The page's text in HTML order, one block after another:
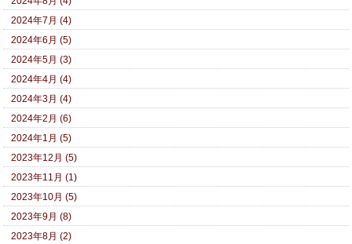
2024年7月 (4)
2024年6月 (5)
2024年5月 (3)
2024年4月 (4)
2024年3月 (4)
2024年2月 (6)
2024年1月 (5)
2023年12月 (5)
2023年11月 (1)
2023年10月 (5)
2023年9月 (8)
2023年8月 (2)